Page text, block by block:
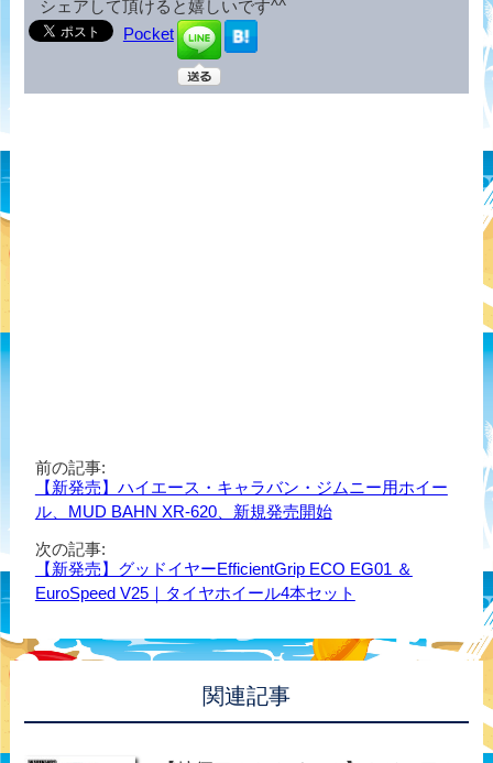
シェアして頂けると嬉しいです^^
Pocket
前の記事:
【新発売】ハイエース・キャラバン・ジムニー用ホイー
ル、MUD BAHN XR-620、新規発売開始
次の記事:
【新発売】グッドイヤーEfficientGrip ECO EG01 ＆
EuroSpeed V25｜タイヤホイール4本セット
関連記事